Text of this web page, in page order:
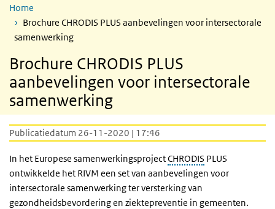
Home
Brochure CHRODIS PLUS aanbevelingen voor intersectorale
samenwerking
Brochure CHRODIS PLUS
aanbevelingen voor intersectorale
samenwerking
Publicatiedatum 26-11-2020 | 17:46
In het Europese samenwerkingsprojectCHRODIS PLUS
ontwikkelde het RIVM een set van aanbevelingen voor
intersectorale samenwerking ter versterking van
gezondheidsbevordering en ziektepreventie in gemeenten.